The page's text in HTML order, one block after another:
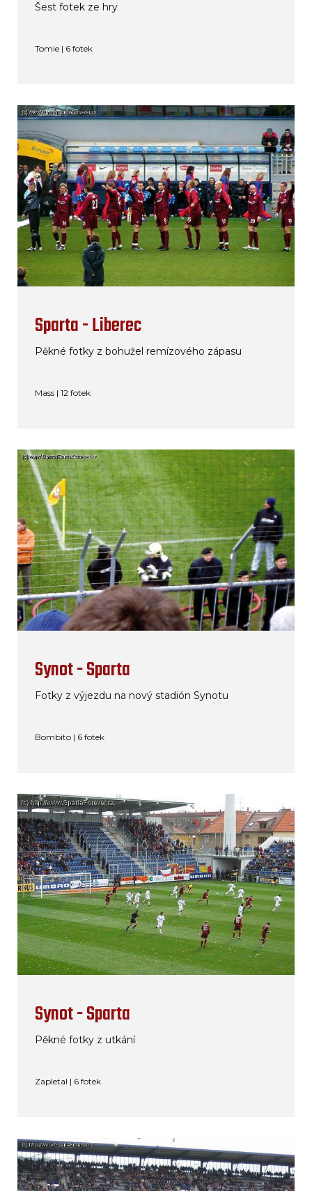
Šest fotek ze hry
Tomie | 6 fotek
Sparta - Liberec
Pěkné fotky z bohužel remízového zápasu
Mass | 12 fotek
Synot - Sparta
Fotky z výjezdu na nový stadión Synotu
Bombito | 6 fotek
Synot - Sparta
Pěkné fotky z utkání
Zapletal | 6 fotek